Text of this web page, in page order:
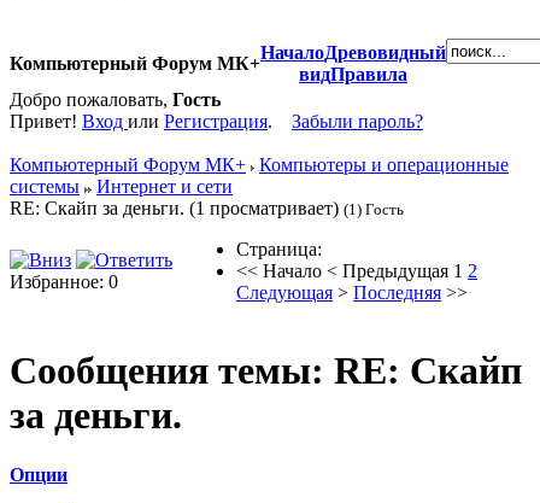
Компьютерный Форум МК+
НачалоДревовидный
видПравила
Добро пожаловать, Гость
Привет! Вход или Регистрация. Забыли пароль?
Компьютерный Форум МК+
Компьютеры и операционные
системы
Интернет и сети
RE: Скайп за деньги. (1 просматривает) (1) Гость
Избранное: 0
Страница:
<< Начало < Предыдущая 1 2
Следующая > Последняя >>
Сообщения темы: RE: Скайп
за деньги.
Опции